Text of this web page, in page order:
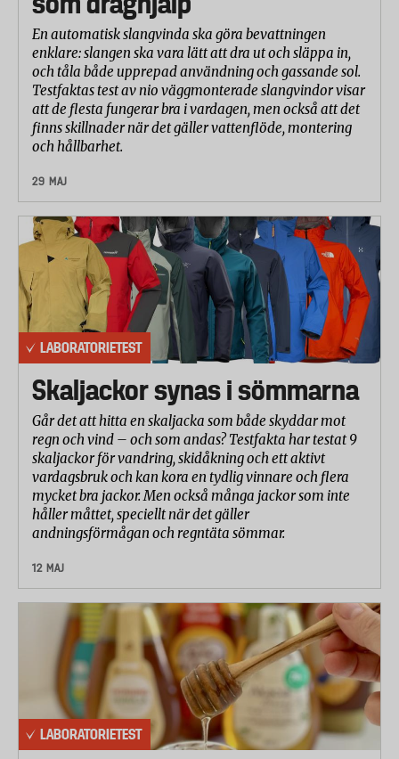
testade hudområdena på två dagar innan studien
genomförts i laboratoriemiljö. Läppglans har
applicerats på ett hudområde och sedan jämförts
med ett annat hudområde som inte behandlats med
någon produkt. Fuktigheten i hudområdena har
mätts med hjälp av en korneometer. Skillnaden i
hudområdet har mätts efter två respektive fyra
timmar. Läppglansens påverkan på hudens
fuktighet anges som procent högre fuktighet.
En automatisk slangvinda ska göra bevattningen
enklare: slangen ska vara lätt att dra ut och släppa in,
och tåla både upprepad användning och gassande sol.
Testfaktas test av nio väggmonterade slangvindor visar
att de flesta fungerar bra i vardagen, men också att det
finns skillnader när det gäller vattenflöde, montering
och hållbarhet.
29 MAJ
LABORATORIETEST
Skaljackor synas i sömmarna
Går det att hitta en skaljacka som både skyddar mot
regn och vind – och som andas? Testfakta har testat 9
skaljackor för vandring, skidåkning och ett aktivt
vardagsbruk och kan kora en tydlig vinnare och flera
mycket bra jackor. Men också många jackor som inte
håller måttet, speciellt när det gäller
andningsförmågan och regntäta sömmar.
12 MAJ
LABORATORIETEST